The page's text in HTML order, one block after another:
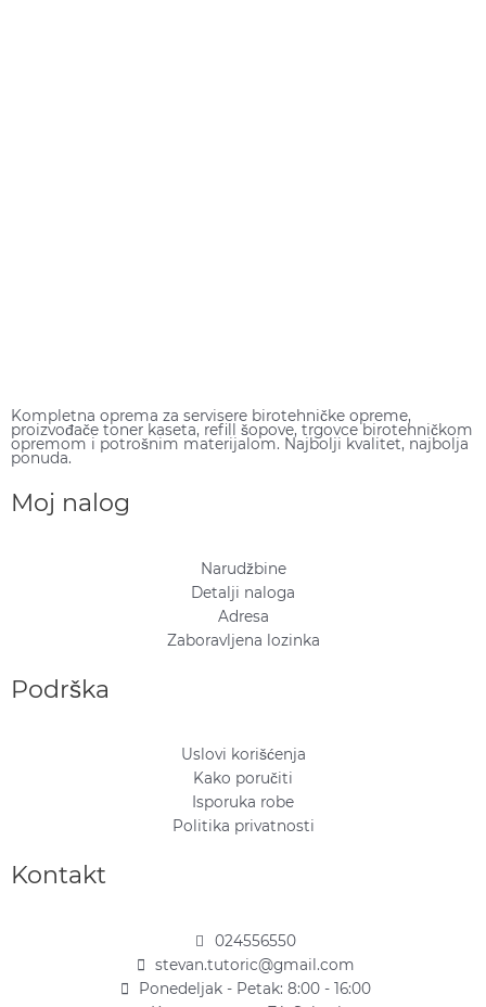
Kompletna oprema za servisere birotehničke opreme,
proizvođače toner kaseta, refill šopove, trgovce birotehničkom
opremom i potrošnim materijalom. Najbolji kvalitet, najbolja
ponuda.
Moj nalog
Narudžbine
Detalji naloga
Adresa
Zaboravljena lozinka
Podrška
Uslovi korišćenja
Kako poručiti
Isporuka robe
Politika privatnosti
Kontakt
024556550
stevan.tutoric@gmail.com
Ponedeljak - Petak: 8:00 - 16:00